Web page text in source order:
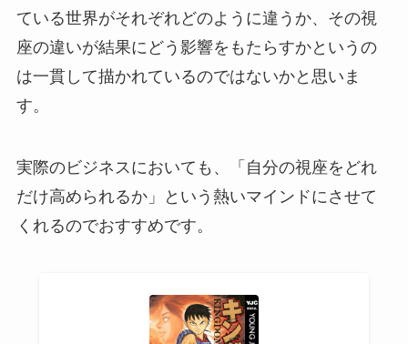
ている世界がそれぞれどのように違うか、その視
座の違いが結果にどう影響をもたらすかというの
は一貫して描かれているのではないかと思いま
す。
実際のビジネスにおいても、「自分の視座をどれ
だけ高められるか」という熱いマインドにさせて
くれるのでおすすめです。